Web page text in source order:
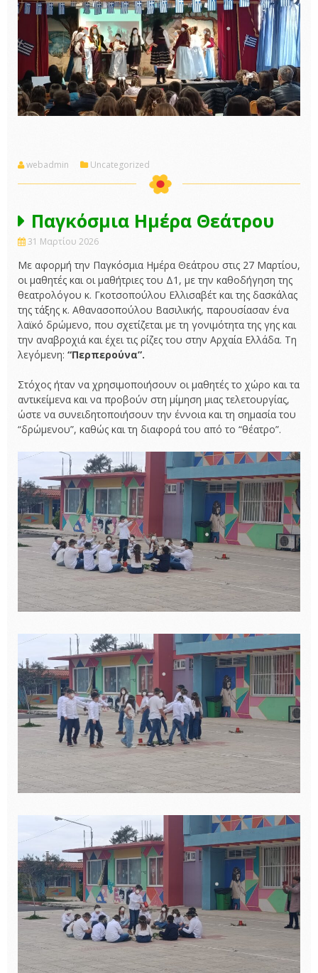
webadmin Uncategorized
Παγκόσμια Ημέρα Θεάτρου
31 Μαρτίου 2026
Με αφορμή την Παγκόσμια Ημέρα Θεάτρου στις 27 Μαρτίου,
οι μαθητές και οι μαθήτριες του Δ1, με την καθοδήγηση της
θεατρολόγου κ. Γκοτσοπούλου Ελλισαβέτ και της δασκάλας
της τάξης κ. Αθανασοπούλου Βασιλικής, παρουσίασαν ένα
λαϊκό δρώμενο, που σχετίζεται με τη γονιμότητα της γης και
την αναβροχιά και έχει τις ρίζες του στην Αρχαία Ελλάδα. Τη
λεγόμενη: “Περπερούνα”.
Στόχος ήταν να χρησιμοποιήσουν οι μαθητές το χώρο και τα
αντικείμενα και να προβούν στη μίμηση μιας τελετουργίας,
ώστε να συνειδητοποιήσουν την έννοια και τη σημασία του
“δρώμενου”, καθώς και τη διαφορά του από το “θέατρο”.